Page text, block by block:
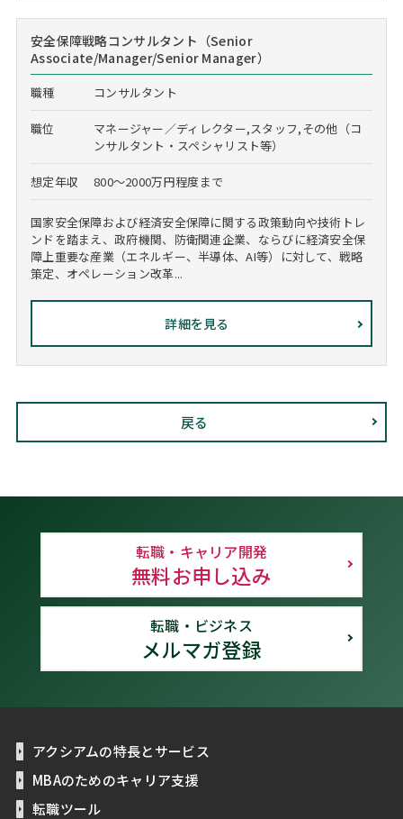
安全保障戦略コンサルタント（Senior
Associate/Manager/Senior Manager）
職種 コンサルタント
職位
マネージャー／ディレクター,スタッフ,その他（コ
ンサルタント・スペシャリスト等）
想定年収 800～2000万円程度まで
国家安全保障および経済安全保障に関する政策動向や技術トレ
ンドを踏まえ、政府機関、防衛関連企業、ならびに経済安全保
障上重要な産業（エネルギー、半導体、AI等）に対して、戦略
策定、オペレーション改革...
詳細を見る
戻る
転職・キャリア開発
無料お申し込み
転職・ビジネス
メルマガ登録
アクシアムの特長とサービス
MBAのためのキャリア支援
転職ツール